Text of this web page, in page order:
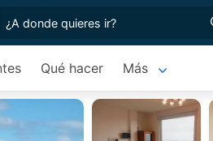
Qué hacer Más